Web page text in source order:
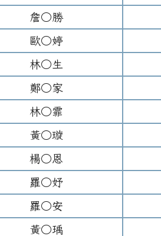
詹○勝
歐○婷
林○生
鄭○家
林○霏
黃○璇
楊○恩
羅○妤
羅○安
黃○瑀